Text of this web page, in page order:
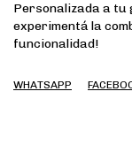
Personalizada a tu
experimentá la
funcionalidad!
WHATSAPP